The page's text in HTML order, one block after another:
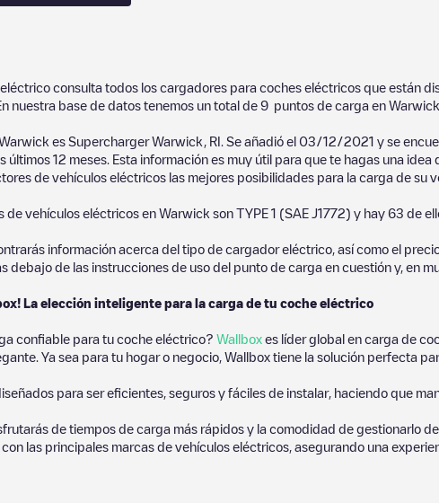
consulta todos los cargadores para coches eléctricos que están
nuestra base de datos tenemos un total de 9 puntos de carga en Warwick
es Supercharger Warwick, RI . Se añadió el 03/12/2021 y se
últimos 12 meses. Esta información es muy útil para que te hagas una
de vehículos eléctricos las mejores posibilidades para la carga de su
de vehículos eléctricos en Warwick son TYPE 1 (SAE J1772) y hay 63 de
información acerca del tipo de cargador eléctrico, así como el
debajo de las instrucciones de uso del punto de carga en cuestión y, en
La elección inteligente para la carga de tu coche eléctrico
confiable para tu coche eléctrico? Wallbox es líder global en carga de
Ya sea para tu hogar o negocio, Wallbox tiene la solución perfecta
para ser eficientes, seguros y fáciles de instalar, haciendo que
de tiempos de carga más rápidos y la comodidad de gestionarlo
las principales marcas de vehículos eléctricos, asegurando una